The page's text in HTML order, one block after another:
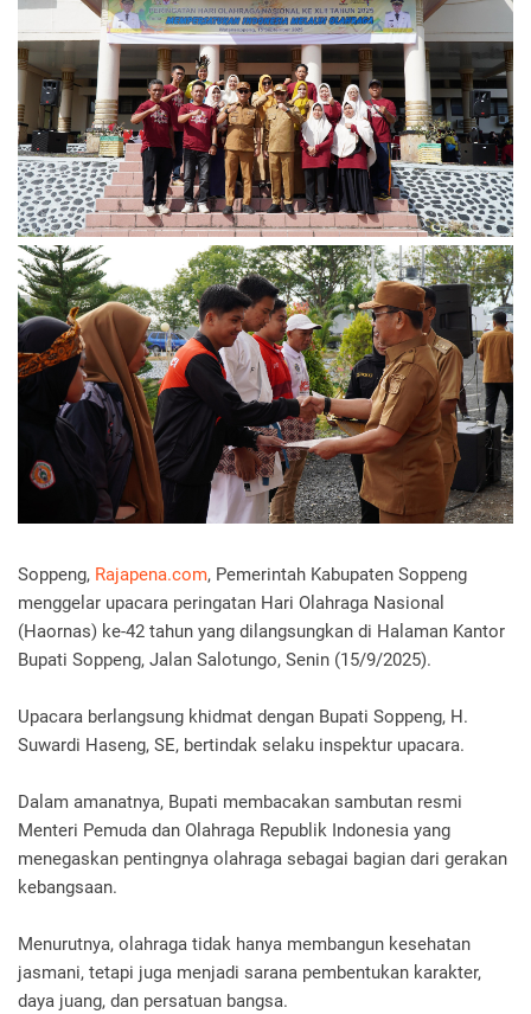
Soppeng, Rajapena.com, Pemerintah Kabupaten Soppeng
menggelar upacara peringatan Hari Olahraga Nasional
(Haornas) ke-42 tahun yang dilangsungkan di Halaman Kantor
Bupati Soppeng, Jalan Salotungo, Senin (15/9/2025).
Upacara berlangsung khidmat dengan Bupati Soppeng, H.
Suwardi Haseng, SE, bertindak selaku inspektur upacara.
Dalam amanatnya, Bupati membacakan sambutan resmi
Menteri Pemuda dan Olahraga Republik Indonesia yang
menegaskan pentingnya olahraga sebagai bagian dari gerakan
kebangsaan.
Menurutnya, olahraga tidak hanya membangun kesehatan
jasmani, tetapi juga menjadi sarana pembentukan karakter,
daya juang, dan persatuan bangsa.